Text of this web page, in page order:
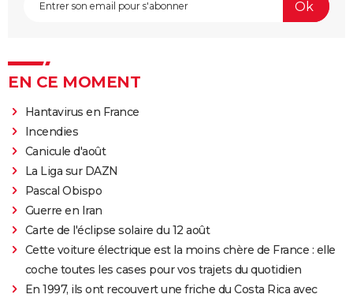
EN CE MOMENT
Hantavirus en France
Incendies
Canicule d'août
La Liga sur DAZN
Pascal Obispo
Guerre en Iran
Carte de l'éclipse solaire du 12 août
Cette voiture électrique est la moins chère de France : elle
coche toutes les cases pour vos trajets du quotidien
En 1997, ils ont recouvert une friche du Costa Rica avec